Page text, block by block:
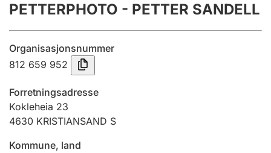
Innsending og forsinkelsesgebyr
Tinglysing
Jeger
PETTERPHOTO - PETTER SANDELL
Organisasjonsnummer
812 659 952
Forretningsadresse
Kokleheia 23
4630 KRISTIANSAND S
Kommune, land